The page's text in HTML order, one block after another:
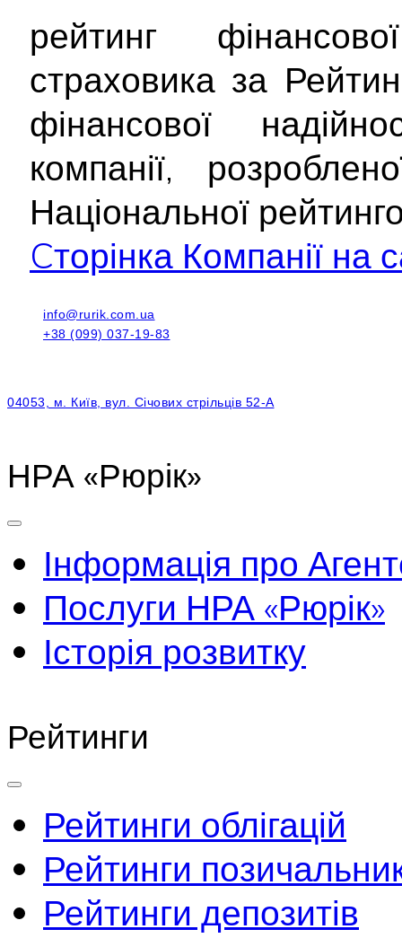
рейтинг
страховика за
фінансової
компанії,
Національної
Cторінка Компанії на
info@rurik.com.ua
+38 (099) 037-19-83
04053, м. Київ, вул. Січових стрільців 52-А
НРА «Рюрік»
Інформація про
Послуги НРА «Рюрік»
Історія розвитку
Рейтинги
Рейтинги облігацій
Рейтинги
Рейтинги депозитів